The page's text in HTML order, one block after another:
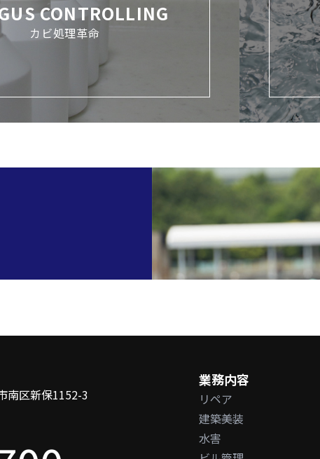
CONTROLLING
カビ処理革命
南区新保1152-3
業務内容
リペア
建築美装
水害